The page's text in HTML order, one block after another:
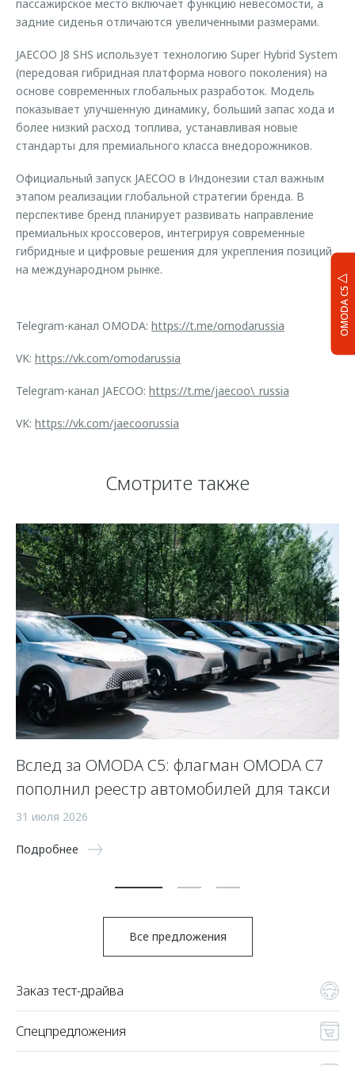
OMODA C5
пассажирское место включает функцию невесомости, а
задние сиденья отличаются увеличенными размерами.
JAECOO J8 SHS использует технологию Super Hybrid System
(передовая гибридная платформа нового поколения) на
основе современных глобальных разработок. Модель
показывает улучшенную динамику, больший запас хода и
более низкий расход топлива, устанавливая новые
стандарты для премиального класса внедорожников.
Официальный запуск JAECOO в Индонезии стал важным
этапом реализации глобальной стратегии бренда. В
перспективе бренд планирует развивать направление
премиальных кроссоверов, интегрируя современные
гибридные и цифровые решения для укрепления позиций
на международном рынке.
Telegram-канал OMODA: https://t.me/omodarussia
VK: https://vk.com/omodarussia
Telegram-канал JAECOO: https://t.me/jaecoo\_russia
VK: https://vk.com/jaecoorussia
Смотрите также
Вслед за OMODA C5: флагман OMODA C7
пополнил реестр автомобилей для такси
31 июля 2026
Подробнее
Все предложения
Заказ тест-драйва
Спецпредложения